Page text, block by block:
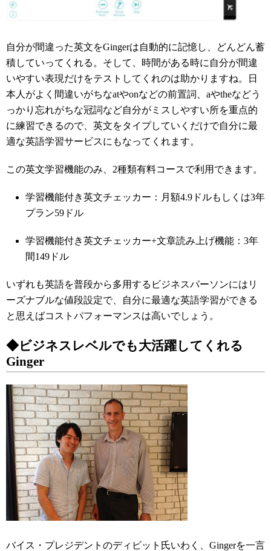
自分が間違った英文をGingerは自動的に記憶し、どんどん蓄
積していってくれる。そして、時間がある時に自分が間違
いやすい表現だけをテストしてくれのは助かりますね。日
本人がよく間違いがちなatやonなどの前置詞、aやtheなどう
っかり忘れがちな冠詞など自分がミスしやすい所を重点的
に練習できるので、英文をタイプしていくだけで自分に最
適な英語学習サービスにもなってくれます。
この英文学習機能のみ、2種類有料コースで利用できます。
学習機能付き英文チェッカー：月額4.9ドルもしくは3年
プラン59ドル
学習機能付き英文チェッカー+文章読み上げ機能：3年
間149ドル
いずれも英語を普段から多用するビジネスパーソンにはリ
ーズナブルな値段設定で、自分に最適な英語学習ができる
と思えばコストパフォーマンスは高いでしょう。
◆ビジネスレベルでも大活躍してくれる
Ginger
バイス・プレジデントのディビット氏いわく、Gingerを一言